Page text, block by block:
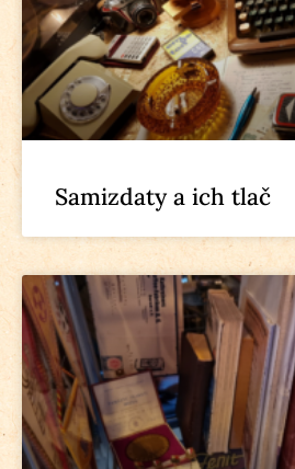
Samizdaty a ich tlač